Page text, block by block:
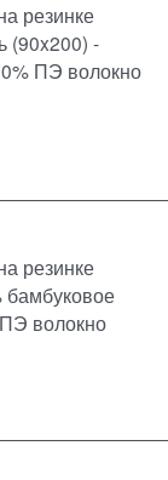
резинке
(90x200) -
ПЭ волокно
резинке
бамбуковое
волокно